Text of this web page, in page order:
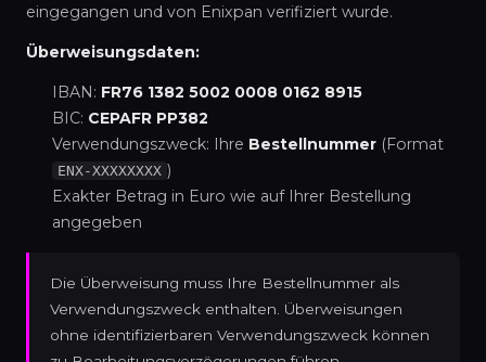
eingegangen und von Enixpan verifiziert wurde.
Überweisungsdaten:
IBAN: FR76 1382 5002 0008 0162 8915
BIC: CEPAFR PP382
Verwendungszweck: Ihre Bestellnummer (Format
ENX-XXXXXXXX )
Exakter Betrag in Euro wie auf Ihrer Bestellung
angegeben
Die Überweisung muss Ihre Bestellnummer als
Verwendungszweck enthalten. Überweisungen
ohne identifizierbaren Verwendungszweck können